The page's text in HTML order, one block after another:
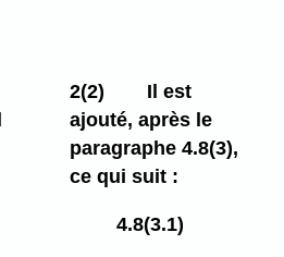
2(2)
Il est
ajouté, après le
paragraphe 4.8(3),
ce qui suit :
4.8(3.1)